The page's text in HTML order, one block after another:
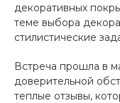
декоративных
теме выбора
стилистические
Встреча прошла в
доверительной
теплые отзывы,